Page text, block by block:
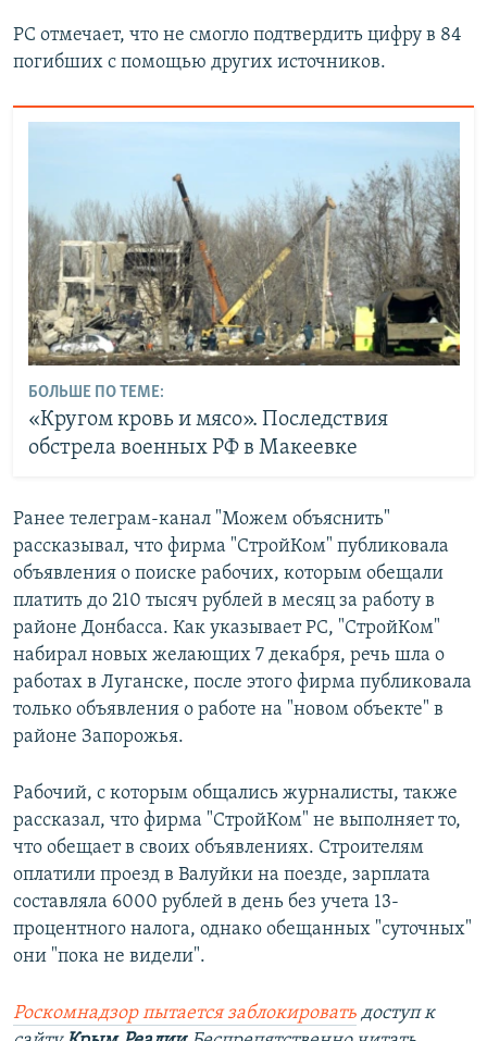
РС отмечает, что не смогло подтвердить цифру в 84
погибших с помощью других источников.
БОЛЬШЕ ПО ТЕМЕ:
«Кругом кровь и мясо». Последствия
обстрела военных РФ в Макеевке
Ранее телеграм-канал "Можем объяснить"
рассказывал, что фирма "СтройКом" публиковала
объявления о поиске рабочих, которым обещали
платить до 210 тысяч рублей в месяц за работу в
районе Донбасса. Как указывает РС, "СтройКом"
набирал новых желающих 7 декабря, речь шла о
работах в Луганске, после этого фирма публиковала
только объявления о работе на "новом объекте" в
районе Запорожья.
Рабочий, с которым общались журналисты, также
рассказал, что фирма "СтройКом" не выполняет то,
что обещает в своих объявлениях. Строителям
оплатили проезд в Валуйки на поезде, зарплата
составляла 6000 рублей в день без учета 13-
процентного налога, однако обещанных "суточных"
они "пока не видели".
Роскомнадзор пытается заблокировать доступ к